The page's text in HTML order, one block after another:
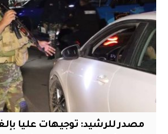
مصدر للرشيد: توجيهات عليا